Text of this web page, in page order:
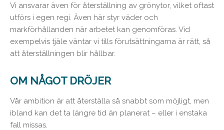
Vi ansvarar även för återställning av grönytor, vilket oftast
utförs i egen regi. Även här styr väder och
markförhållanden när arbetet kan genomföras. Vid
exempelvis tjäle väntar vi tills förutsättningarna är rätt, så
att återställningen blir hållbar.
OM NÅGOT DRÖJER
Vår ambition är att återställa så snabbt som möjligt, men
ibland kan det ta längre tid än planerat – eller i enstaka
fall missas.